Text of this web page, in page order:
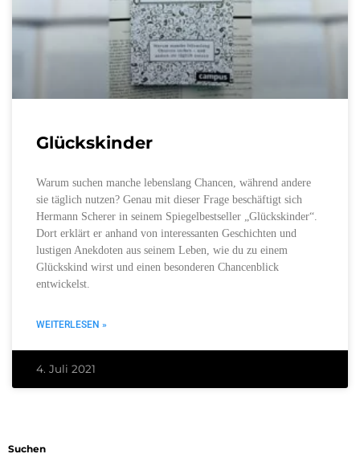
Glückskinder
Warum suchen manche lebenslang Chancen, während andere
sie täglich nutzen? Genau mit dieser Frage beschäftigt sich
Hermann Scherer in seinem Spiegelbestseller „Glückskinder“.
Dort erklärt er anhand von interessanten Geschichten und
lustigen Anekdoten aus seinem Leben, wie du zu einem
Glückskind wirst und einen besonderen Chancenblick
entwickelst.
WEITERLESEN »
4. Juli 2021
Suchen